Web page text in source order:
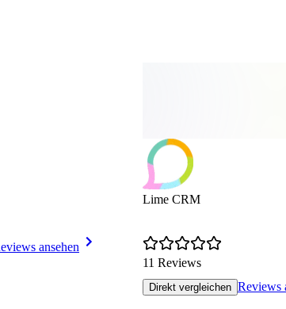
ansehen
Lime CRM
11 Reviews
Direkt vergleichen Reviews